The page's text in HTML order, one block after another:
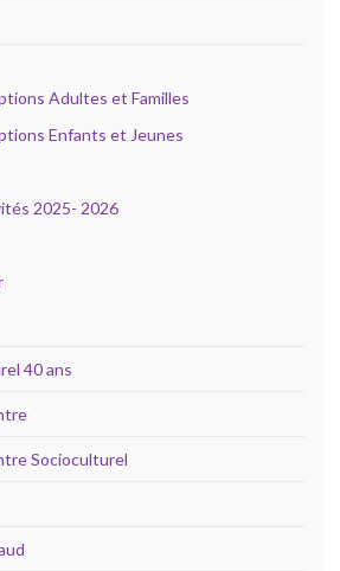
Adultes et Familles
Enfants et Jeunes
2025- 2026
40 ans
Socioculturel